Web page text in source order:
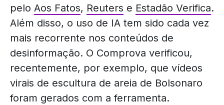
pelo Aos Fatos, Reuters e Estadão Verifica.
Além disso, o uso de IA tem sido cada vez
mais recorrente nos conteúdos de
desinformação. O Comprova verificou,
recentemente, por exemplo, que vídeos
virais de escultura de areia de Bolsonaro
foram gerados com a ferramenta.